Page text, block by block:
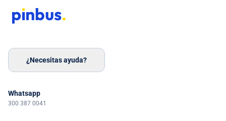
¿Necesitas ayuda?
Whatsapp
300 387 0041